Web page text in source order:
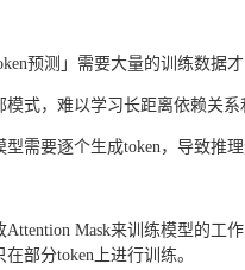
预测」需要大量的训练数据
模式，难以学习长距离依赖关
需要逐个生成token，导致推
Mask来训练模型的工
部分token上进行训练。